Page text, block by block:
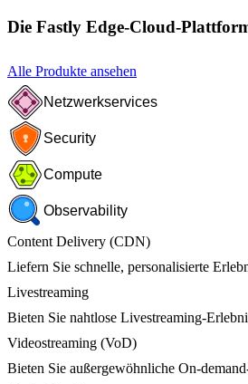
Die Fastly Edge-Cloud-
Alle Produkte ansehen
Netzwerkservices
Security
Compute
Observability
Content Delivery (CDN)
Liefern Sie schnelle, personalisierte
Livestreaming
Bieten Sie nahtlose Livestreaming-
Videostreaming (VoD)
Bieten Sie außergewöhnliche On-